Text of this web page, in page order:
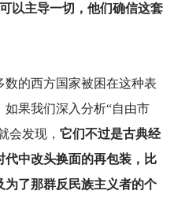
以主导一切，他们确信这套
的西方国家被困在这种表
果我们深入分析“自由市
会发现， 它们不过是古典经
中改头换面的再包装，比
了那群反民族主义者的个